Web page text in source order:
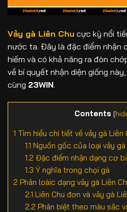
Vảy gà Liên Chu cực kỳ nổi
nước ta. Đây là đặc điểm nhận
hiếm và có khả năng ra đòn
về bí quyết nhận diện giống
cùng 23WIN.
Contents [
1 Tìm hiểu chi tiết về vảy gà
1.1 Nguồn gốc của loại vảy gà
1.2 Đặc điểm nhận dạng cơ
1.3 Ý nghĩa trong chọi gà
2 Phân loàic dạng vảy gà Liên
2.1 Liên Chu đơn và vảy gà
2.2 Phân biệt theo màu sắc